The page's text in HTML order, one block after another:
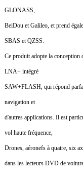
GLONASS,
BeiDou et Galileo, et prend
SBAS et QZSS.
Ce produit adopte la
LNA+ intégré
SAW+FLASH, qui répond
navigation et
d'autres applications. Il est
vol haute fréquence,
Drones, aéronefs à quatre, six
dans les lecteurs DVD de